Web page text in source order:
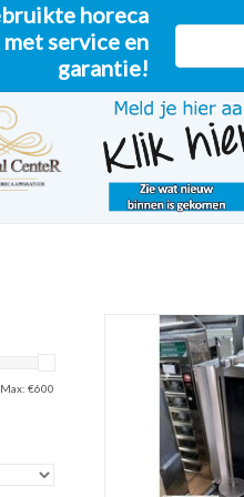
horeca
met service en
garantie!
Max: €600
Elektrische
ZUM